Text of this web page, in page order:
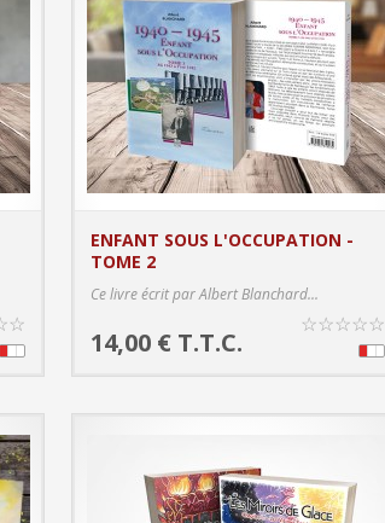
☆
ENFANT SOUS L'OCCUPATION -
TOME 2
Ce livre écrit par Albert Blanchard...
14,00 € T.T.C.
☆☆☆☆☆